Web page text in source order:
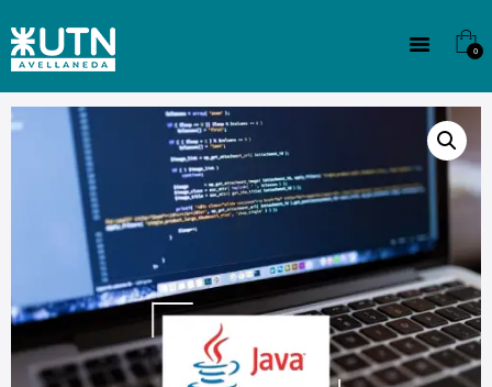
0
CULTURA
SEDE G. PANE (MITRE)
DOMÍNICO
CONTACTO